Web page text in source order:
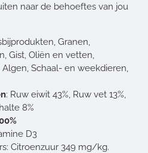
naar de behoeftes van jou
Granen,
Gist, Oliën en vetten,
Schaal- en weekdieren,
: Ruw eiwit 43%, Ruw vet 13%,
8%
D3
Citroenzuur 349 mg/kg.